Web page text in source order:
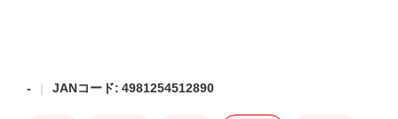
- JANコード: 4981254512890